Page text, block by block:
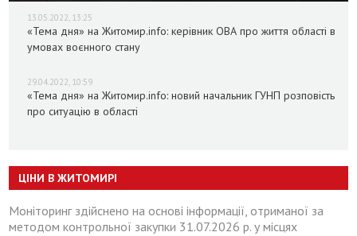
13.05.2022, 13:25
«Тема дня» на Житомир.info: керівник ОВА про життя області в
умовах воєнного стану
29.04.2022, 10:59
«Тема дня» на Житомир.info: новий начальник ГУНП розповість
про ситуацію в області
ЦІНИ В ЖИТОМИРІ
Моніторинг здійснено на основі інформації, отриманої за
методом контрольної закупки 31.07.2026 р. у місцях